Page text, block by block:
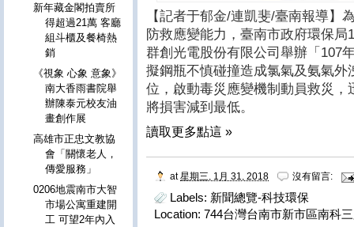
【記者于郁金/連凱斐/臺南報導】
防救應變能力，臺南市政府環保
群創光電股份有限公司舉辦「107
擬鋼瓶不慎碰撞造成氯氣及氨氣
位，啟動毒災應變機制動員救災
將損害減到最低。
讀取更多點這 »
at星期三, 1月 31, 2018 沒有留言:
Labels: 新聞總覽-科技環保
Location: 744台灣台南市新市區南科
新年藏金閣拍賣所
得超過21萬 客廳
組斗櫃及餐椅熱
銷
《視象 心象 意象》
南大香雨書院舉
辦陳泰元校友油
畫創作展
高雄市正忠文教協
會「關懷老人，
傳愛服務」
0206地震南市大智
市場公寓重建開
工 可望2年內入